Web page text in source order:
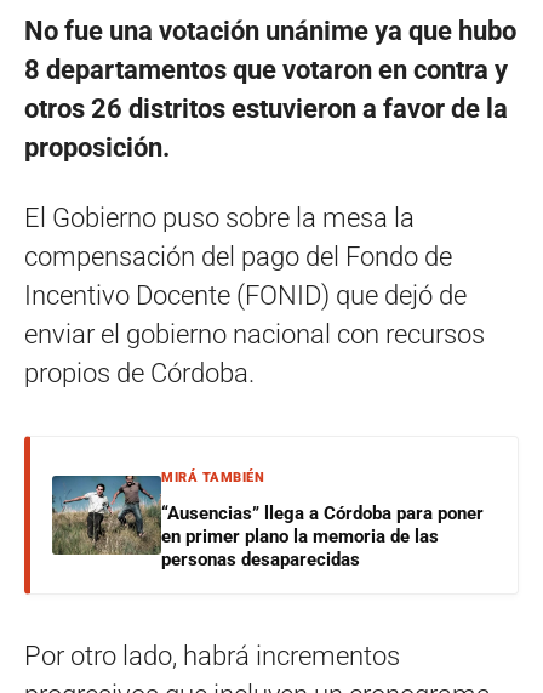
No fue una votación unánime ya que hubo
8 departamentos que votaron en contra y
otros 26 distritos estuvieron a favor de la
proposición.
El Gobierno puso sobre la mesa la
compensación del pago del Fondo de
Incentivo Docente (FONID) que dejó de
enviar el gobierno nacional con recursos
propios de Córdoba.
MIRÁ TAMBIÉN
“Ausencias” llega a Córdoba para poner
en primer plano la memoria de las
personas desaparecidas
Por otro lado, habrá incrementos